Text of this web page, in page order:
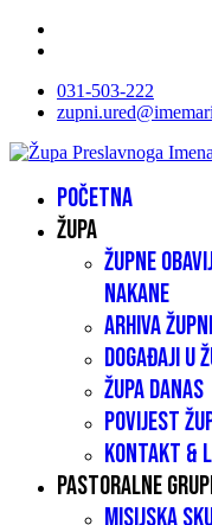
031-503-222
Početna
Župa
Župne
nakane
Arhiva
Događaji u
Župa danas
Povijest
Kontakt &
Pastoralne
Misijska